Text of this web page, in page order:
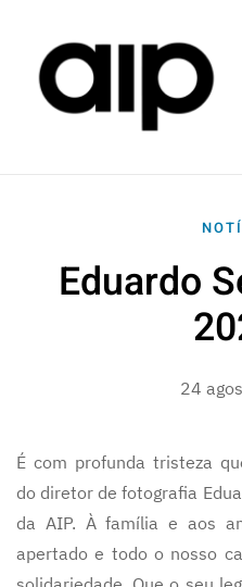
Eduardo
24
É com profunda tristeza
do diretor de fotografia
da AIP. À família e aos
apertado e todo o nosso